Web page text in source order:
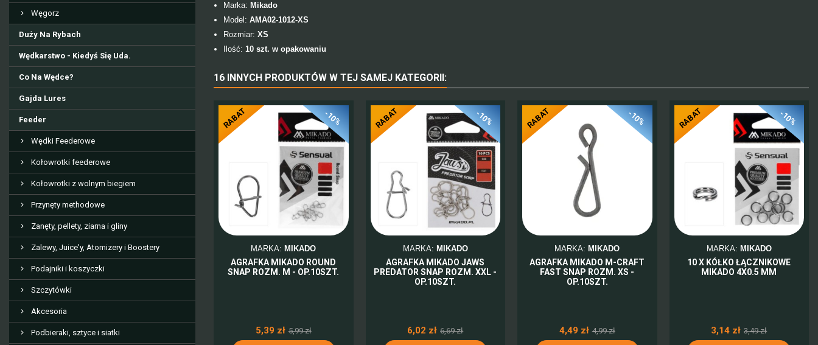
Węgorz
Duży Na Rybach
Wędkarstwo - Kiedyś Się Uda.
Co Na Wędce?
Gajda Lures
Feeder
Wędki Feederowe
Kołowrotki feederowe
Kołowrotki z wolnym biegiem
Przynęty methodowe
Zanęty, pellety, ziarna i gliny
Zalewy, Juice'y, Atomizery i Boostery
Podajniki i koszyczki
Szczytówki
Akcesoria
Podbieraki, sztyce i siatki
Marka: Mikado
Model: AMA02-1012-XS
Rozmiar: XS
Ilość: 10 szt. w opakowaniu
16 INNYCH PRODUKTÓW W TEJ SAMEJ KATEGORII:
-10%
RABAT
MARKA:MIKADO
AGRAFKA MIKADO ROUND
SNAP ROZM. M - OP.10SZT.
5,39 zł 5,99 zł
-10%
RABAT
MARKA: MIKADO
AGRAFKA MIKADO JAWS
PREDATOR SNAP ROZM. XXL -
OP.10SZT.
6,02 zł 6,69 zł
-10%
RABAT
MARKA:MIKADO
AGRAFKA MIKADO M-CRAFT
FAST SNAP ROZM. XS -
OP.10SZT.
4,49 zł 4,99 zł
-10%
RABAT
MARKA: MIKADO
10 X KÓŁKO ŁĄCZNIKOWE
MIKADO 4X0.5 MM
3,14 zł 3,49 zł